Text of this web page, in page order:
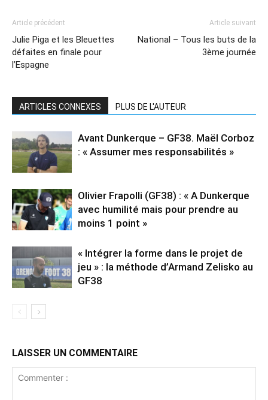
Article précédent
Julie Piga et les Bleuettes
défaites en finale pour
l’Espagne
Article suivant
National – Tous les buts de la
3ème journée
ARTICLES CONNEXES PLUS DE L'AUTEUR
Avant Dunkerque – GF38. Maël Corboz
: « Assumer mes responsabilités »
Olivier Frapolli (GF38) : « A Dunkerque
avec humilité mais pour prendre au
moins 1 point »
« Intégrer la forme dans le projet de
jeu » : la méthode d’Armand Zelisko au
GF38
LAISSER UN COMMENTAIRE